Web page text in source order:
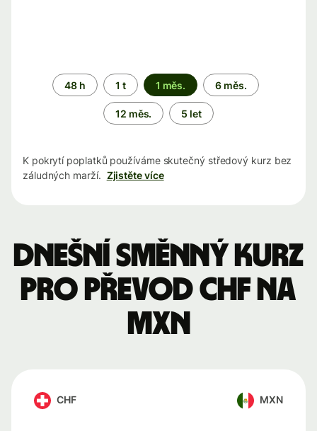
Časové
období
48 h 1 t 1 měs. 6 měs.
12 měs. 5 let
K pokrytí poplatků používáme skutečný středový kurz bez
záludných marží. Zjistěte více
Dnešní směnný kurz
pro převod CHF na
MXN
CHF MXN